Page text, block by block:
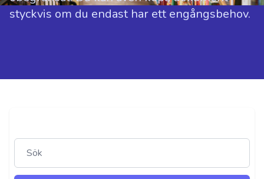
styckvis om du endast har ett engångsbehov.